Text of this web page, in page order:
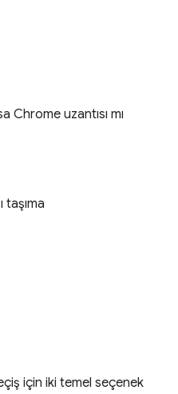
Chrome uzantısı mı
taşıma
için iki temel seçenek